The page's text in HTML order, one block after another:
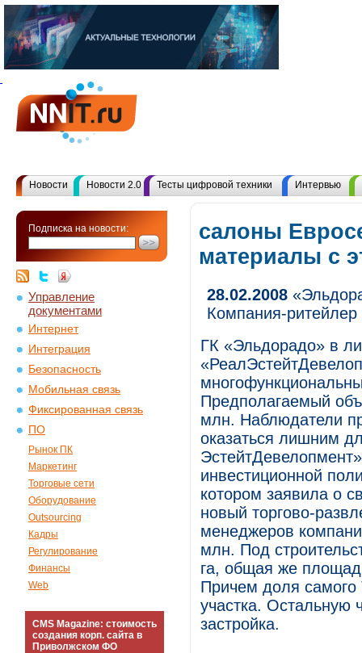
Новости Новости 2.0 Тесты цифровой техники Интервью
Подписка на новости:
Управление
документами
Интернет
Интеграция
Безопасность
Мобильная связь
Фиксированная связь
ПО
Рынок ПК
Маркетинг
Торговые сети
Оборудование
Outsourcing
Кадры
Регулирование
Финансы
Web
CMS Magazine: стоимость
создания корп. сайта в
Приволжском ФО
салоны
материалы с
28.02.2008
Компания-
ГК «Эльдорадо» в
Предполагаемый
млн. Наблюдатели
оказаться лишним
инвестиционной
котором заявила о
новый торгово-
менеджеров
млн. Под
га, общая же
Причем доля
участка. Остальную
застройка.